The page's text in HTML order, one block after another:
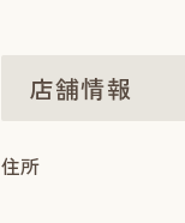
店舗情報
住所